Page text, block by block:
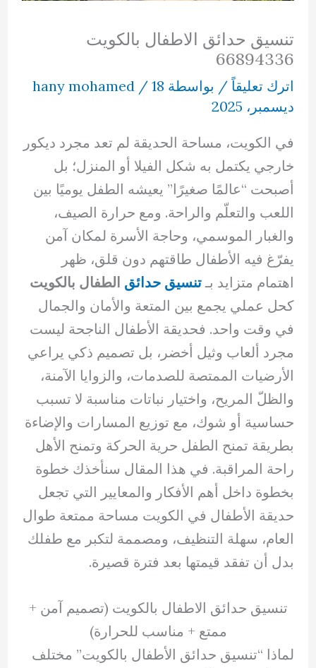
تنسيق حدائق الاطفال بالكويت
66894336
اترك تعليقاً / بواسطة hany mohamed /18
ديسمبر، 2025
في الكويت، مساحة الحديقة لم تعد مجرد ديكور
خارجي يكتمل به شكل الفيلا أو المنزل؛ بل
أصبحت “عالمًا صغيرًا” يعيشه الطفل يوميًا بين
اللعب والتعلّم والراحة. ومع حرارة الصيف،
والغبار الموسمي، وحاجة الأسرة لمكان آمن
يفرّغ فيه الأطفال طاقتهم دون قلق، ظهر
اهتمام متزايد بـتنسيق حدائق الطفال بالكويت
كحل عملي يجمع بين المتعة والأمان والجمال
في وقت واحد. فحديقة الأطفال الناجحة ليست
مجرد ألعاب وثيل أخضر، بل تصميم ذكي يراعي
الأرضيات الممتصة للصدمات، والزوايا الآمنة،
والظلّ المريح، واختيار نباتات مناسبة لا تسبب
حساسية أو شوك، مع توزيع المسارات والإضاءة
بطريقة تمنح الطفل حرية الحركة وتمنح الأهل
راحة المراقبة. في هذا المقال سنأخذك خطوة
بخطوة داخل أهم الأفكار والمعايير التي تجعل
حديقة الأطفال في الكويت مساحة ممتعة طوال
العام، سهلة التنظيف، ومصممة لتكبر مع طفلك
بدل أن تفقد قيمتها بعد فترة قصيرة.
تنسيق حدائق الاطفال بالكويت (تصميم آمن +
ممتع + مناسب للحرارة)
لماذا “تنسيق حدائق الأطفال بالكويت” مختلف